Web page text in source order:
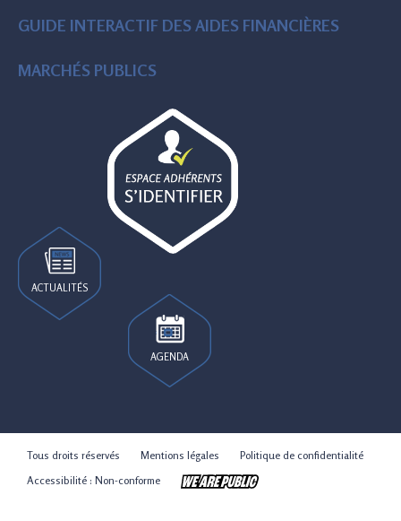
GUIDE INTERACTIF DES AIDES FINANCIÈRES
MARCHÉS PUBLICS
ACTUALITÉS
AGENDA
Tous droits réservés Mentions légales
Politique de confidentialité
Accessibilité : Non-conforme